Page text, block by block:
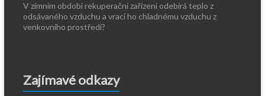
V zimním období rekuperační zařízení odebírá teplo z
odsávaného vzduchu a vrací ho chladnému vzduchu z
venkovního prostředí?
Zajímavé odkazy